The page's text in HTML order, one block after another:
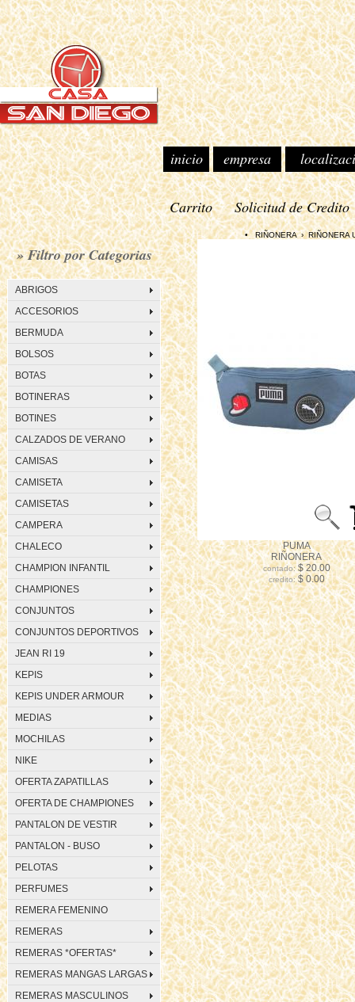
inicio empresa
Carrito Solicitud de Credito
» Filtro por Categorias
ABRIGOS
ACCESORIOS
BERMUDA
BOLSOS
BOTAS
BOTINERAS
BOTINES
CALZADOS DE VERANO
CAMISAS
CAMISETA
CAMISETAS
CAMPERA
CHALECO
CHAMPION INFANTIL
CHAMPIONES
CONJUNTOS
CONJUNTOS DEPORTIVOS
JEAN RI 19
KEPIS
KEPIS UNDER ARMOUR
MEDIAS
MOCHILAS
NIKE
OFERTA ZAPATILLAS
OFERTA DE CHAMPIONES
PANTALON DE VESTIR
PANTALON - BUSO
PELOTAS
PERFUMES
REMERA FEMENINO
REMERAS
REMERAS *OFERTAS*
REMERAS MANGAS LARGAS
REMERAS MASCULINOS
• RIÑONERA › RIÑONERA
PUMA
RIÑONERA
contado:$ 20.00
credito:$ 0.00